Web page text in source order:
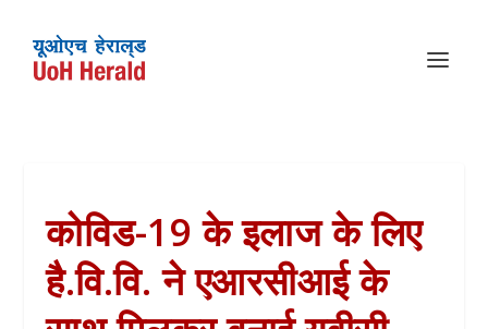
कोविड-19 के इलाज के लिए
है.वि.वि. ने एआरसीआई के